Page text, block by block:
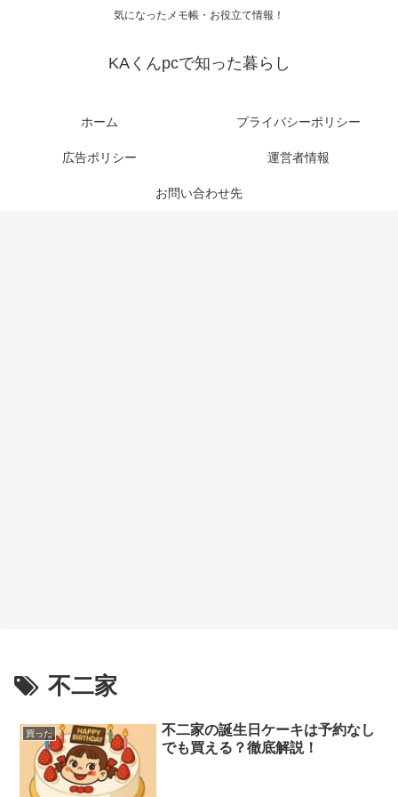
気になったメモ帳・お役立て情報！
KAくんpcで知った暮らし
ホーム プライバシーポリシー
広告ポリシー 運営者情報
お問い合わせ先
不二家
買った
不二家の誕生日ケーキは予約なし
でも買える？徹底解説！